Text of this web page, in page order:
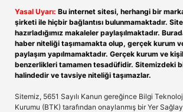
Yasal Uyarı: Bu internet sitesi, herhangi bir
şirketi ile hiçbir bağlantısı bulunmamaktadır.
hazırladığımız makaleler paylaşılmaktadır.
haber niteliği taşımamakta olup, gerçek kurum
paylaşım yapılmamaktadır. Gerçek kurum ve
benzerlikleri tamamen tesadüfidir. Sitemizdeki
halindedir ve tavsiye niteliği taşımazlar.
Sitemiz, 5651 Sayılı Kanun gereğince Bilgi
Kurumu (BTK) tarafından onaylanmış bir Yer